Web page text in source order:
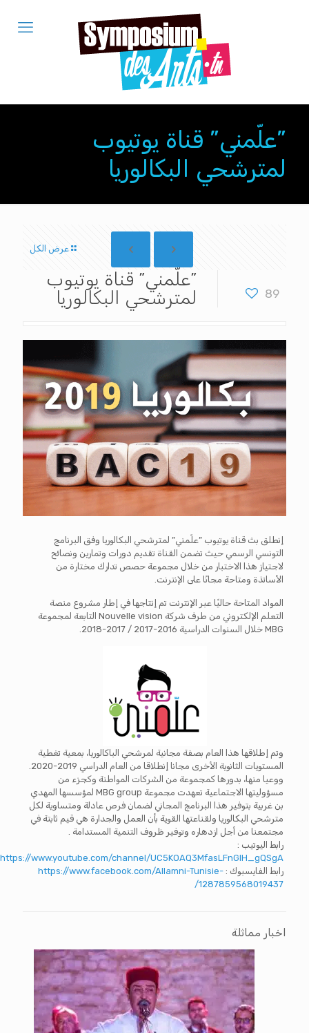
”علّمني” قناة يوتيوب
لمترشحي البكالوريا
عرض الكل
89
”علّمني” قناة يوتيوب
لمترشحي البكالوريا
إنطلق بث قناة يوتيوب ”علّمني” لمترشحي البكالوريا وفق البرنامج
التونسي الرسمي حيث تضمن القناة تقديم دورات وتمارين ونصائح
لاجتياز هذا الاختبار من خلال مجموعة حصص تدارك مختارة من
الأساتذة ومتاحة مجانًا على الإنترنت.
المواد المتاحة حاليًا عبر الإنترنت تم إنتاجها في إطار مشروع منصة
التعلم الإلكتروني من طرف شركة Nouvelle vision التابعة لمجموعة
MBG خلال السنوات الدراسية 2016-2017 / 2017-2018.
وتم إطلاقها هذا العام بصفة مجانية لمرشحي الباكالوريا، بمعية تغطية
ووعيا منها، بدورها كمجموعة من الشركات المواطنة وكجزء من
مسؤوليتها الاجتماعية تعهدت مجموعة MBG group لمؤسسها المهدي
بن غربية بتوفير هذا البرنامج المجاني لضمان فرص عادلة ومتساوية لكل
مترشحي البكالوريا ولقناعتها القوية بأن العمل والجدارة هي قيم ثابتة في
مجتمعنا من أجل ازدهاره وتوفير ظروف التنمية المستدامة .
رابط اليوتيب :
https://www.youtube.com/channel/UC5KOAQ3MfasLFnGIH_gQSgA
رابط الفايسبوك : https://www.facebook.com/Allamni-Tunisie-
1287859568019437/
اخبار مماثلة